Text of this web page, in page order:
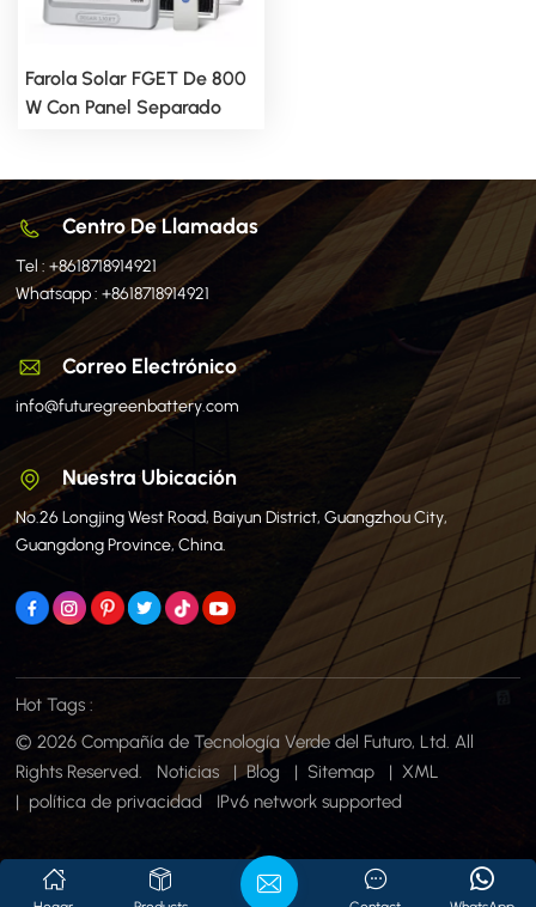
Farola Solar FGET De 800
W Con Panel Separado
Centro De Llamadas
Tel :+8618718914921
Whatsapp :+8618718914921
Correo Electrónico
info@futuregreenbattery.com
Nuestra Ubicación
No.26 Longjing West Road, Baiyun District, Guangzhou City,
Guangdong Province, China.
Hot Tags :
© 2026 Compañía de Tecnología Verde del Futuro, Ltd. All
Rights Reserved.
Noticias | Blog | Sitemap | XML
| política de privacidad IPv6 network supported